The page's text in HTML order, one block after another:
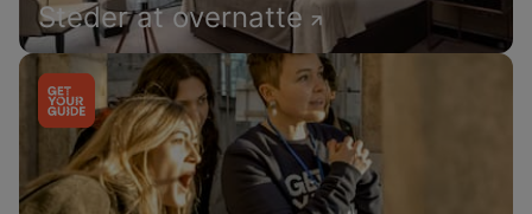
Steder at overnatte